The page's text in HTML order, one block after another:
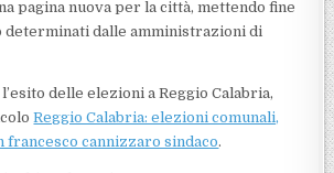
pagina nuova per la città, mettendo fine
determinati dalle amministrazioni di
delle elezioni a Reggio Calabria,
Reggio Calabria: elezioni comunali,
francesco cannizzaro sindaco.